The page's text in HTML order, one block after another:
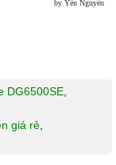
by Yến Nguyễn
DG6500SE,
giá rẻ,